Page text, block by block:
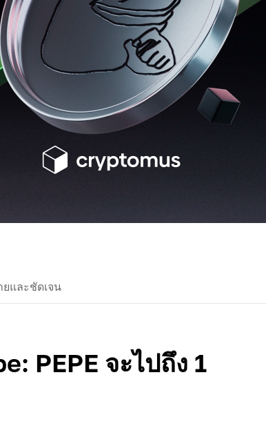
และชัดเจน
PEPE จะไปถึง 1